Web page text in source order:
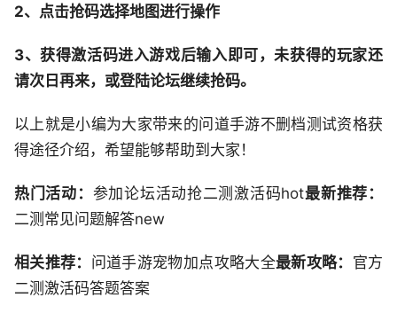
2、点击抢码选择地图进行操作
3、获得激活码进入游戏后输入即可，未获得的玩家还
请次日再来，或登陆论坛继续抢码。
以上就是小编为大家带来的问道手游不删档测试资格获
得途径介绍，希望能够帮助到大家！
热门活动： 参加论坛活动抢二测激活码hot最新推荐：
二测常见问题解答new
相关推荐： 问道手游宠物加点攻略大全最新攻略： 官方
二测激活码答题答案